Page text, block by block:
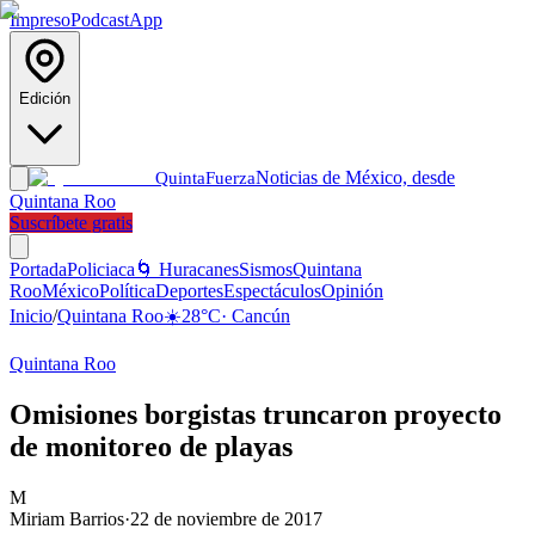
ImpresoPodcastApp
Edición
QuintaFuerzaNoticias de México, desde
Quintana Roo
Suscríbete gratis
PortadaPoliciaca 🌀 HuracanesSismosQuintana
RooMéxicoPolíticaDeportesEspectáculosOpinión
Inicio/Quintana Roo☀️28°C· Cancún
Quintana Roo
Omisiones borgistas truncaron proyecto
de monitoreo de playas
M
Miriam Barrios·22 de noviembre de 2017